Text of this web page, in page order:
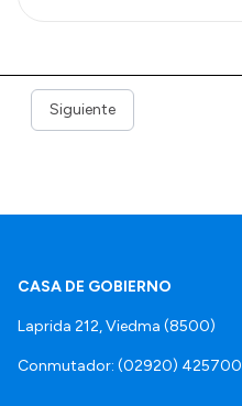
Siguiente
CASA DE GOBIERNO
Laprida 212, Viedma (8500)
Conmutador: (02920) 425700